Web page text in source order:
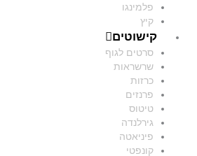
פלמינגו
קיץ
קישוטים
סרטים לגוף
שרשראות
כרזות
פרנזים
טיטוס
גירלנדה
פיניאטה
קונפטי